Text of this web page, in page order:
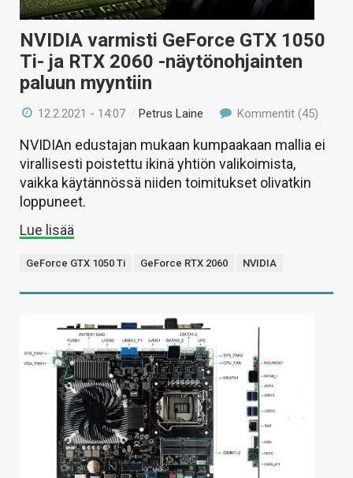
HAKU
NVIDIA varmisti GeForce GTX 1050
Ti- ja RTX 2060 -näytönohjainten
paluun myyntiin
12.2.2021 - 14:07 /Petrus Laine Kommentit (45)
NVIDIAn edustajan mukaan kumpaakaan mallia ei
virallisesti poistettu ikinä yhtiön valikoimista,
vaikka käytännössä niiden toimitukset olivatkin
loppuneet.
Lue lisää
GeForce GTX 1050 Ti GeForce RTX 2060 NVIDIA